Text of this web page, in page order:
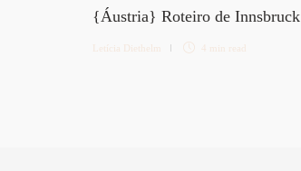
{Áustria} Roteiro de Innsbruck
Letícia Diethelm 4 min read